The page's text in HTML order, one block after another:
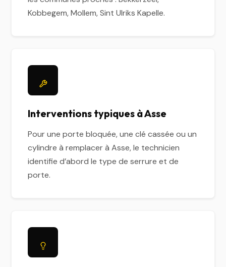
Kobbegem, Mollem, Sint Ulriks Kapelle.
Interventions typiques à Asse
Pour une porte bloquée, une clé cassée ou un
cylindre à remplacer à Asse, le technicien
identifie d’abord le type de serrure et de
porte.